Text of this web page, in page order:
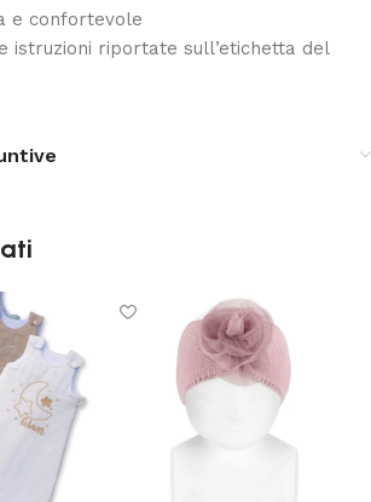
e confortevole
istruzioni riportate sull’etichetta del